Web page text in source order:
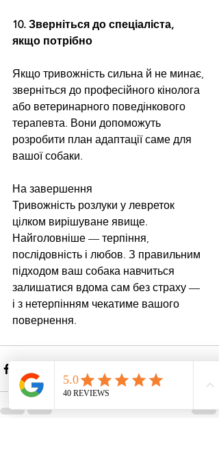
10. Зверніться до спеціаліста,
якщо потрібно
Якщо тривожність сильна й не минає,
зверніться до професійного кінолога
або ветеринарного поведінкового
терапевта. Вони допоможуть
розробити план адаптації саме для
вашої собаки.
На завершення
Тривожність розлуки у левреток
цілком вирішуване явище.
Найголовніше — терпіння,
послідовність і любов. З правильним
підходом ваш собака навчиться
залишатися вдома сам без страху —
і з нетерпінням чекатиме вашого
повернення.